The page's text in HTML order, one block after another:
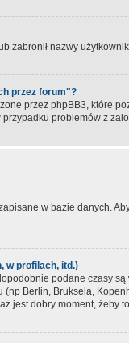
zabronił nazwy
przez forum"?
przez phpBB3, które
problemów z
w bazie danych.
w profilach, itd.)
podane czasy
Berlin, Bruksela,
jest dobry moment, żeby